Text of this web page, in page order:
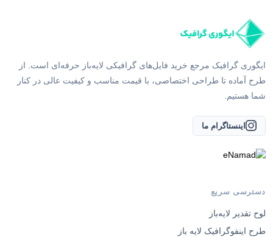
ایگوری گرافیک مرجع خرید فایل‌های گرافیکی لایه‌باز حرفه‌ای است. از
طرح آماده تا طراحی اختصاصی، با قیمت مناسب و کیفیت عالی در کنار
شما هستیم.
اینستاگرام ما
دسترسی سریع
لوح تقدیر لایه‌باز
طرح اینفوگرافیک لایه باز